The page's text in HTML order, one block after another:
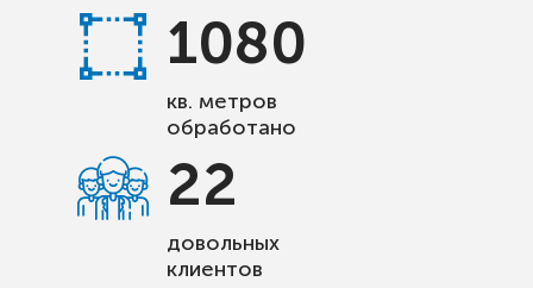
1080
кв. метров
обработано
22
довольных
клиентов